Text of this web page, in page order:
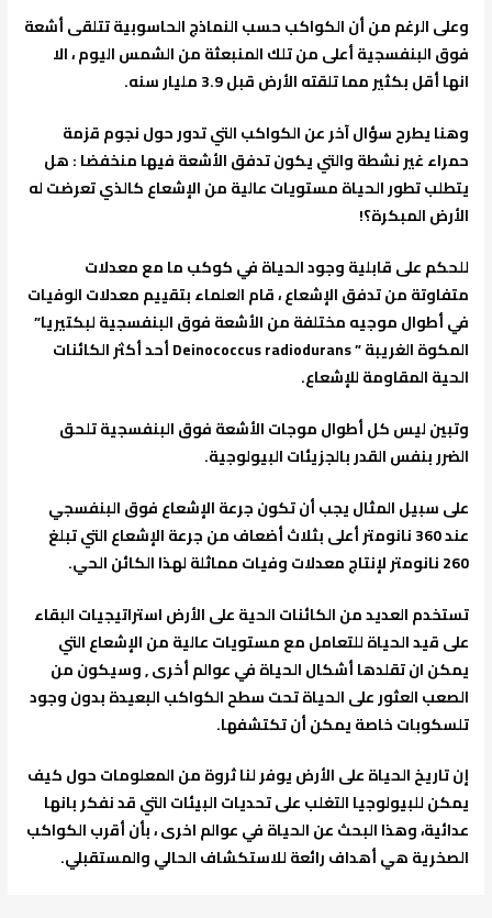
وعلى الرغم من أن الكواكب حسب النماذج الحاسوبية تتلقى أشعة
فوق البنفسجية أعلى من تلك المنبعثة من الشمس اليوم ، الا
انها أقل بكثير مما تلقته الأرض قبل 3.9 مليار سنه.
وهنا يطرح سؤال آخر عن الكواكب التي تدور حول نجوم قزمة
حمراء غير نشطة والتي يكون تدفق الأشعة فيها منخفضا : هل
يتطلب تطور الحياة مستويات عالية من الإشعاع كالذي تعرضت له
الأرض المبكرة؟!
للحكم على قابلية وجود الحياة في كوكب ما مع معدلات
متفاوتة من تدفق الإشعاع ، قام العلماء بتقييم معدلات الوفيات
في أطوال موجيه مختلفة من الأشعة فوق البنفسجية لبكتيريا”
المكوة الغريبة ” Deinococcus radiodurans أحد أكثر الكائنات
الحية المقاومة للإشعاع.
وتبين ليس كل أطوال موجات الأشعة فوق البنفسجية تلحق
الضرر بنفس القدر بالجزيئات البيولوجية.
على سبيل المثال يجب أن تكون جرعة الإشعاع فوق البنفسجي
عند 360 نانومتر أعلى بثلاث أضعاف من جرعة الإشعاع التي تبلغ
260 نانومتر لإنتاج معدلات وفيات مماثلة لهذا الكائن الحي.
تستخدم العديد من الكائنات الحية على الأرض استراتيجيات البقاء
على قيد الحياة للتعامل مع مستويات عالية من الإشعاع التي
يمكن ان تقلدها أشكال الحياة في عوالم أخرى , وسيكون من
الصعب العثور على الحياة تحت سطح الكواكب البعيدة بدون وجود
تلسكوبات خاصة يمكن أن تكتشفها.
إن تاريخ الحياة على الأرض يوفر لنا ثروة من المعلومات حول كيف
يمكن للبيولوجيا التغلب على تحديات البيئات التي قد نفكر بانها
عدائية، وهذا البحث عن الحياة في عوالم اخرى ، بأن أقرب الكواكب
الصخرية هي أهداف رائعة للاستكشاف الحالي والمستقبلي.